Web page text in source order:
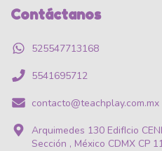
Contáctanos
525547713168
5541695712
contacto@teachplay.com.mx
Arquimedes 130 EdifIcio
Sección , México CDMX CP